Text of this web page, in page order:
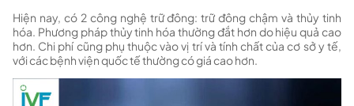
Hiện nay, có 2 công nghệ trữ đông: trữ đông chậm và thủy tinh
hóa. Phương pháp thủy tinh hóa thường đắt hơn do hiệu quả cao
hơn. Chi phí cũng phụ thuộc vào vị trí và tính chất của cơ sở y tế,
với các bệnh viện quốc tế thường có giá cao hơn.